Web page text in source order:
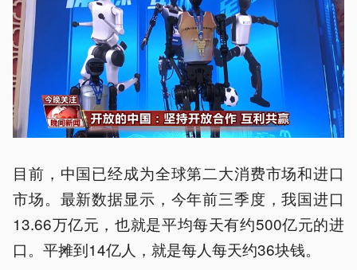
目前，中国已经成为全球第二大消费市场和进口
市场。最新数据显示，今年前三季度，我国进口
13.66万亿元，也就是平均每天有约500亿元的进
口。平摊到14亿人，就是每人每天约36块钱。